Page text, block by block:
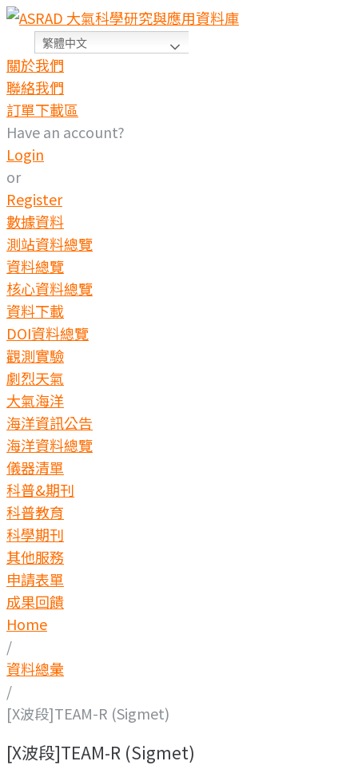
繁體中文
關於我們
聯絡我們
訂單下載區
Have an account?
Login
or
Register
數據資料
測站資料總覽
資料總覽
核心資料總覽
資料下載
DOI資料總覽
觀測實驗
劇烈天氣
大氣海洋
海洋資訊公告
海洋資料總覽
儀器清單
科普&期刊
科普教育
科學期刊
其他服務
申請表單
成果回饋
Home
/
資料總彙
/
[X波段]TEAM-R (Sigmet)
[X波段]TEAM-R (Sigmet)